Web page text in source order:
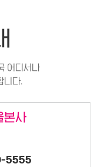
어디서나
니다.
본사
5555